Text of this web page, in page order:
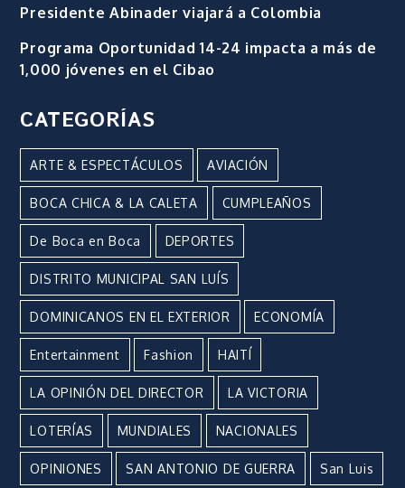
Presidente Abinader viajará a Colombia
Programa Oportunidad 14-24 impacta a más de
1,000 jóvenes en el Cibao
CATEGORÍAS
ARTE & ESPECTÁCULOS AVIACIÓN
BOCA CHICA & LA CALETA CUMPLEAÑOS
De Boca en Boca DEPORTES
DISTRITO MUNICIPAL SAN LUÍS
DOMINICANOS EN EL EXTERIOR ECONOMÍA
Entertainment Fashion HAITÍ
LA OPINIÓN DEL DIRECTOR LA VICTORIA
LOTERÍAS MUNDIALES NACIONALES
OPINIONES SAN ANTONIO DE GUERRA San Luis